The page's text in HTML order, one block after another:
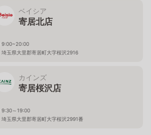
ベイシア
寄居北店
9:00~20:00
埼玉県大里郡寄居町大字桜沢2916
カインズ
寄居桜沢店
9:30～19:00
埼玉県大里郡寄居町大字桜沢2991番